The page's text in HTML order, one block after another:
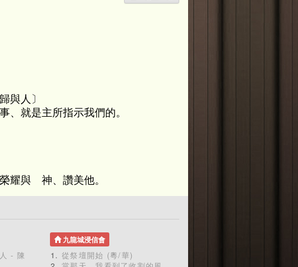
與人〕
、就是主所指示我們的。
耀與 神、讚美他。
- 陳
九龍城浸信會
從祭壇開始 (粵/華)